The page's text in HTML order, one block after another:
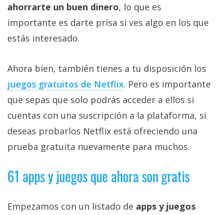
ahorrarte un buen dinero, lo que es
importante es darte prisa si ves algo en los que
estás interesado.
Ahora bien, también tienes a tu disposición los
juegos gratuitos de Netflix‎. Pero es importante
que sepas que solo podrás acceder a ellos si
cuentas con una suscripción a la plataforma, si
deseas probarlos Netflix está ofreciendo una
prueba gratuita nuevamente para muchos.
61 apps y juegos que ahora son gratis
Empezamos con un listado de apps y juegos